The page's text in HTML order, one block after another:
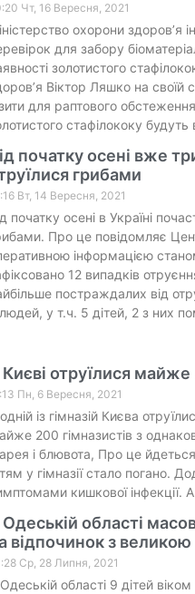
Чт, 16 Вересня, 2021
охорони здоров’я
для забору
золотистого
Віктор Ляшко на своїй
для раптового
стафілококу будуть
початку осені вже
грибами
Вт, 14 Вересня, 2021
початку осені в Україні
Про це повідомляє
інформацією
12 випадків
постраждалих від
у т.ч. 5 дітей, 2 з них
отруїлися майже
Пн, 6 Вересня, 2021
із гімназій Києва
200 гімназистів з
і блювота, Про це
у гімназії стало погано.
кишкової інфекції.
області
відпочинок з
Ср, 28 Липня, 2021
області 9 дітей